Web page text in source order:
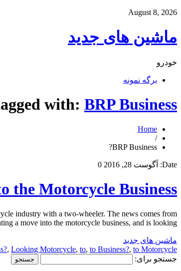
August 8, 2026
ماشین های جدید
خودرو
برگه نمونه
with: BRP Business?
Home
/
BRP Business?
Date: آگوست 28, 2016 0
Motorcycle Business?
industry with a two-wheeler. The news comes from
a move into the motorcycle business, and is looking […]
ماشین های جدید
, Looking Motorcycle, to, to Business?, to Motorcycle
جستجو برای: